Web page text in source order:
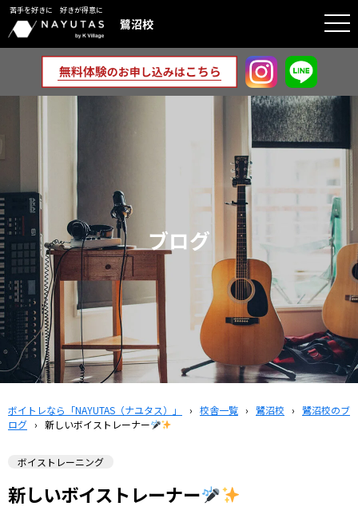
苦手を好きに 好きが得意に
鷺沼校
ブログ
ボイトレなら「NAYUTAS（ナユタス）」 › 校舎一覧 › 鷺沼校 › 鷺沼校のブ
ログ › 新しいボイストレーナー
ボイストレーニング
新しいボイストレーナー